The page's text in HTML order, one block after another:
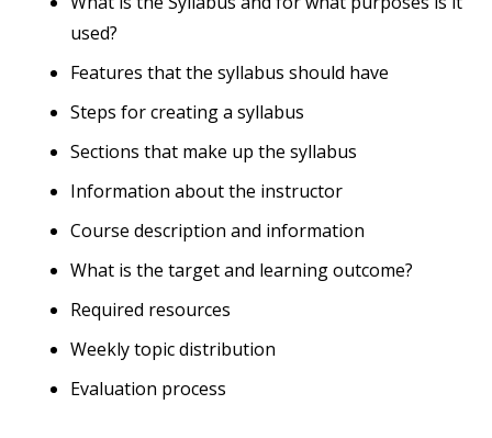
used?
Features that the syllabus should have
Steps for creating a syllabus
Sections that make up the syllabus
Information about the instructor
Course description and information
What is the target and learning outcome?
Required resources
Weekly topic distribution
Evaluation process